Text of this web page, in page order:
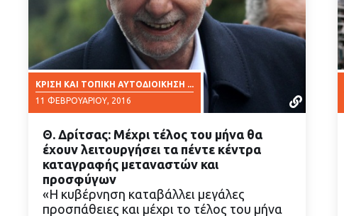
ΚΡΊΣΗ ΚΑΙ ΤΟΠΙΚΉ ΑΥΤΟΔΙΟΊΚΗΣΗ ...
11 ΦΕΒΡΟΥΑΡΊΟΥ, 2016
ΔΙΑΒΑΣΤΕ ΠΕΡΙΣΣΟΤΕΡΑ
Θ. Δρίτσας: Μέχρι τέλος του μήνα θα
έχουν λειτουργήσει τα πέντε κέντρα
καταγραφής μεταναστών και
προσφύγων
«Η κυβέρνηση καταβάλλει μεγάλες
προσπάθειες και μέχρι το τέλος του μήνα